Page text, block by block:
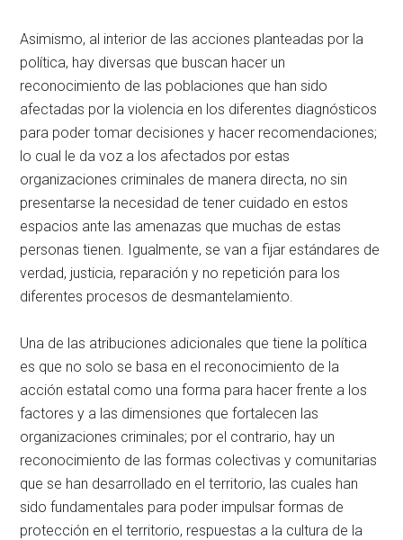
Asimismo, al interior de las acciones planteadas por la
política, hay diversas que buscan hacer un
reconocimiento de las poblaciones que han sido
afectadas por la violencia en los diferentes diagnósticos
para poder tomar decisiones y hacer recomendaciones;
lo cual le da voz a los afectados por estas
organizaciones criminales de manera directa, no sin
presentarse la necesidad de tener cuidado en estos
espacios ante las amenazas que muchas de estas
personas tienen. Igualmente, se van a fijar estándares de
verdad, justicia, reparación y no repetición para los
diferentes procesos de desmantelamiento.
Una de las atribuciones adicionales que tiene la política
es que no solo se basa en el reconocimiento de la
acción estatal como una forma para hacer frente a los
factores y a las dimensiones que fortalecen las
organizaciones criminales; por el contrario, hay un
reconocimiento de las formas colectivas y comunitarias
que se han desarrollado en el territorio, las cuales han
sido fundamentales para poder impulsar formas de
protección en el territorio, respuestas a la cultura de la